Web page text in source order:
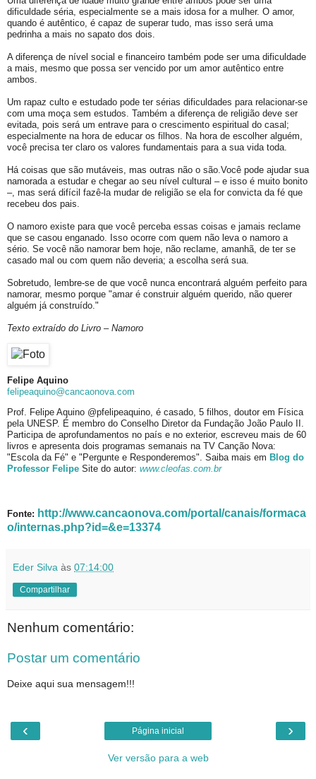
dificuldade séria, especialmente se a mais idosa for a mulher. O amor,
quando é autêntico, é capaz de superar tudo, mas isso será uma
pedrinha a mais no sapato dos dois.
A diferença de nível social e financeiro também pode ser uma dificuldade
a mais, mesmo que possa ser vencido por um amor autêntico entre
ambos.
Um rapaz culto e estudado pode ter sérias dificuldades para relacionar-se
com uma moça sem estudos. Também a diferença de religião deve ser
evitada, pois será um entrave para o crescimento espiritual do casal;
especialmente na hora de educar os filhos. Na hora de escolher alguém,
você precisa ter claro os valores fundamentais para a sua vida toda.
Há coisas que são mutáveis, mas outras não o são.Você pode ajudar sua
namorada a estudar e chegar ao seu nível cultural – e isso é muito bonito
–, mas será difícil fazê-la mudar de religião se ela for convicta da fé que
recebeu dos pais.
O namoro existe para que você perceba essas coisas e jamais reclame
que se casou enganado. Isso ocorre com quem não leva o namoro a
sério. Se você não namorar bem hoje, não reclame, amanhã, de ter se
casado mal ou com quem não deveria; a escolha será sua.
Sobretudo, lembre-se de que você nunca encontrará alguém perfeito para
namorar, mesmo porque "amar é construir alguém querido, não querer
alguém já construído."
Texto extraído do Livro – Namoro
Felipe Aquino
felipeaquino@cancaonova.com
Prof. Felipe Aquino @pfelipeaquino, é casado, 5 filhos, doutor em Física
pela UNESP. É membro do Conselho Diretor da Fundação João Paulo II.
Participa de aprofundamentos no país e no exterior, escreveu mais de 60
livros e apresenta dois programas semanais na TV Canção Nova:
"Escola da Fé" e "Pergunte e Responderemos". Saiba mais em Blog do
Professor Felipe Site do autor: www.cleofas.com.br
Fonte: http://www.cancaonova.com/portal/canais/formaca
o/internas.php?id=&e=13374
Eder Silva às 07:14:00
Compartilhar
Nenhum comentário:
Postar um comentário
Deixe aqui sua mensagem!!!
‹ ›
Página inicial
Ver versão para a web